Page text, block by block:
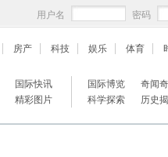
用户名 密码
房产 科技 娱乐 体育
国际快讯
精彩图片
国际博览
奇闻
科学探索
历史